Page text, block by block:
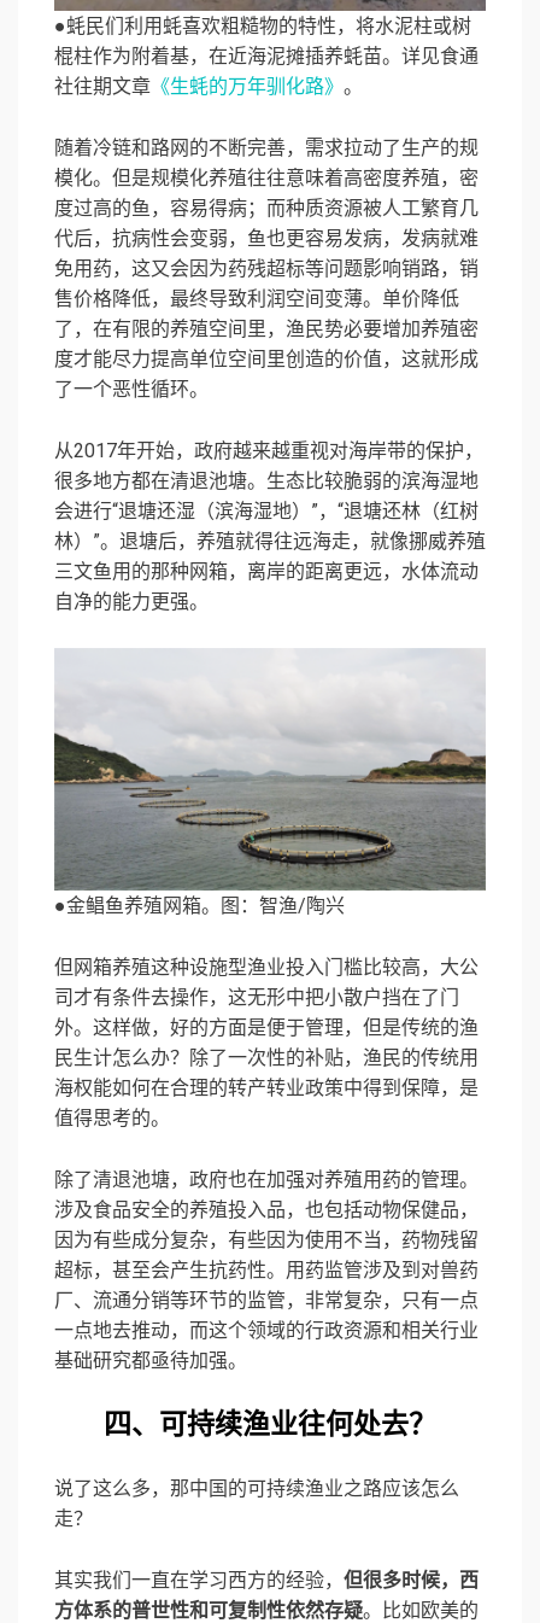
●蚝民们利用蚝喜欢粗糙物的特性，将水泥柱或树
棍柱作为附着基，在近海泥摊插养蚝苗。详见食通
社往期文章 《生蚝的万年驯化路》 。
随着冷链和路网的不断完善，需求拉动了生产的规
模化。但是规模化养殖往往意味着高密度养殖，密
度过高的鱼，容易得病；而种质资源被人工繁育几
代后，抗病性会变弱，鱼也更容易发病，发病就难
免用药，这又会因为药残超标等问题影响销路，销
售价格降低，最终导致利润空间变薄。单价降低
了，在有限的养殖空间里，渔民势必要增加养殖密
度才能尽力提高单位空间里创造的价值，这就形成
了一个恶性循环。
从2017年开始，政府越来越重视对海岸带的保护，
很多地方都在清退池塘。生态比较脆弱的滨海湿地
会进行“退塘还湿（滨海湿地）”，“退塘还林（红树
林）”。退塘后，养殖就得往远海走，就像挪威养殖
三文鱼用的那种网箱，离岸的距离更远，水体流动
自净的能力更强。
●金鲳鱼养殖网箱。图：智渔/陶兴
但网箱养殖这种设施型渔业投入门槛比较高，大公
司才有条件去操作，这无形中把小散户挡在了门
外。这样做，好的方面是便于管理，但是传统的渔
民生计怎么办？除了一次性的补贴，渔民的传统用
海权能如何在合理的转产转业政策中得到保障，是
值得思考的。
除了清退池塘，政府也在加强对养殖用药的管理。
涉及食品安全的养殖投入品，也包括动物保健品，
因为有些成分复杂，有些因为使用不当，药物残留
超标，甚至会产生抗药性。用药监管涉及到对兽药
厂、流通分销等环节的监管，非常复杂，只有一点
一点地去推动，而这个领域的行政资源和相关行业
基础研究都亟待加强。
四、可持续渔业往何处去？
说了这么多，那中国的可持续渔业之路应该怎么
走？
其实我们一直在学习西方的经验， 但很多时候，西
方体系的普世性和可复制性依然存疑。比如欧美的